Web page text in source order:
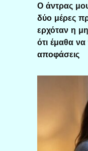
Ο άντρας
δύο μέρες
ερχόταν η
ότι έμαθα
αποφάσεις